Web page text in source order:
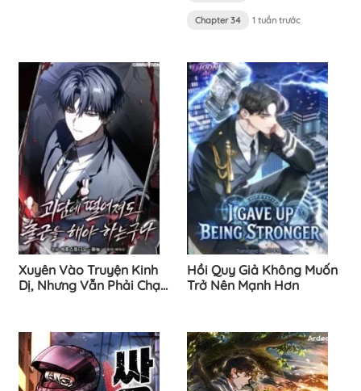
Chapter 34 1 tuần trước
Xuyên Vào Truyện Kinh
Dị, Nhưng Vẫn Phải Chạy
Hồi Quy Giả Không Muốn
Trở Nên Mạnh Hơn